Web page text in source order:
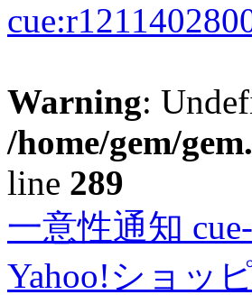
Warning:
/home/gem/
line 289
一意性通知
Yahoo!ショッ